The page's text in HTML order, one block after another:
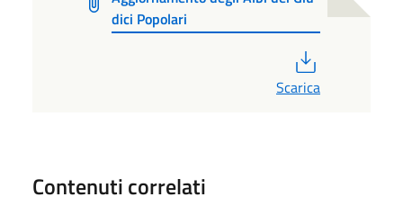
dici Popolari
Scarica
Contenuti correlati